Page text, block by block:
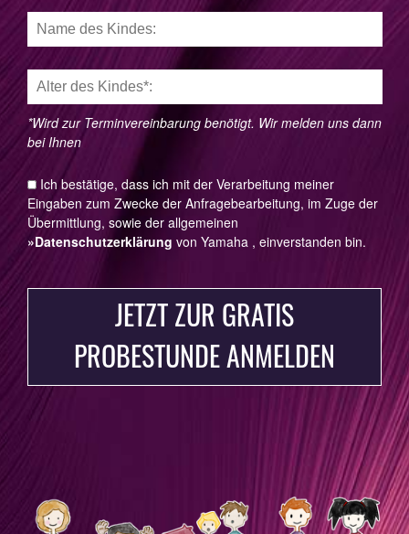
Name
des
Kindes
Alter
des
Kindes
*Wird zur Terminvereinbarung benötigt. Wir melden uns dann
bei Ihnen
Ich bestätige, dass ich mit der Verarbeitung meiner
Eingaben zum Zwecke der Anfragebearbeitung, im Zuge der
Übermittlung, sowie der allgemeinen
»Datenschutzerklärung
Impressum
YAMAHA Music School • Hamburg-Eppendorf
YAMAHA Music Europe GmbH
von Yamaha , einverstanden bin.
JETZT ZUR GRATIS
PROBESTUNDE ANMELDEN
Impressum
YAMAHA Music School • Hamburg-Eppendorf
YAMAHA Music Europe GmbH